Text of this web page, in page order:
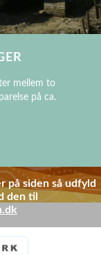
mellem to
på ca.
på siden så udfyld
den til